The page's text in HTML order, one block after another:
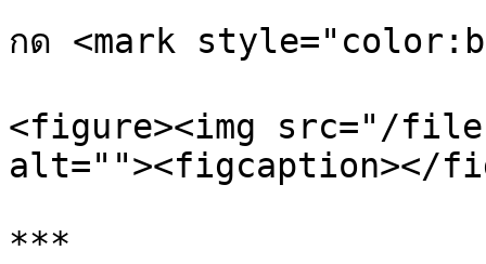
กด <mark
<figure><img src="/files/
alt=""><figcaption></
***